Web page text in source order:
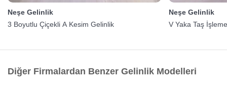
Neşe Gelinlik
3 Boyutlu Çiçekli A Kesim Gelinlik
Neşe Gelinlik
V Yaka Taş
Diğer Firmalardan Benzer Gelinlik Modelleri